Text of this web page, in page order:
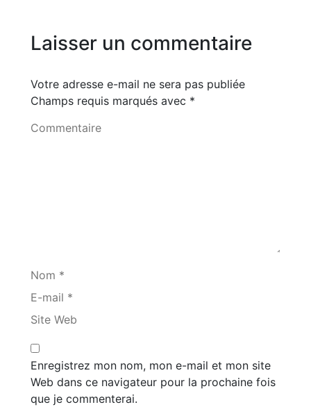
Laisser un commentaire
Votre adresse e-mail ne sera pas publiée
Champs requis marqués avec *
Commentaire
Nom *
E-mail *
Site Web
Enregistrez mon nom, mon e-mail et mon site
Web dans ce navigateur pour la prochaine fois
que je commenterai.